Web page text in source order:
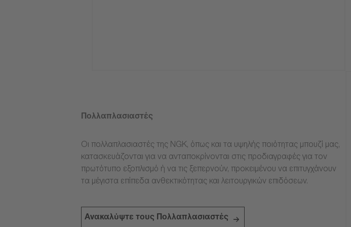
Πολλαπλασιαστές
Οι πολλαπλασιαστές της NGK, όπως και τα υψηλής ποιότητας μπουζί μας,
κατασκευάζονται για να ανταποκρίνονται στις προδιαγραφές για τον
πρωτότυπο εξοπλισμό ή να τις ξεπερνούν, προκειμένου να επιτυγχάνουν
τα μέγιστα επίπεδα ανθεκτικότητας και λειτουργικών επιδόσεων.
Ανακαλύψτε τους Πολλαπλασιαστές